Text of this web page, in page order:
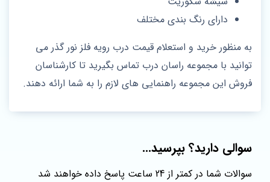
دارای رنگ بندی مختلف
به منظور خرید و استعلام قیمت درب رویه فلز نور گذر می
توانید با مجموعه راسان درب تماس بگیرید تا کارشناسان
فروش این مجموعه راهنمایی های لازم را به شما ارائه دهند.
سوالی دارید؟ بپرسید...
سوالات شما در کمتر از 24 ساعت پاسخ داده خواهند شد